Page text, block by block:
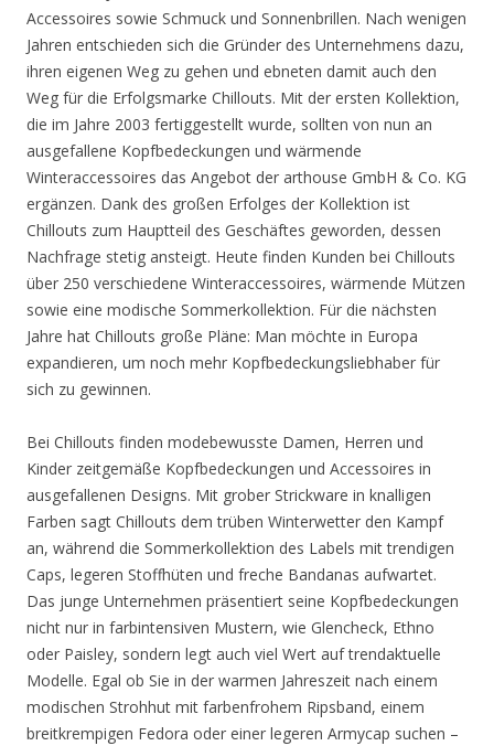
Accessoires sowie Schmuck und Sonnenbrillen. Nach wenigen
Jahren entschieden sich die Gründer des Unternehmens dazu,
ihren eigenen Weg zu gehen und ebneten damit auch den
Weg für die Erfolgsmarke Chillouts. Mit der ersten Kollektion,
die im Jahre 2003 fertiggestellt wurde, sollten von nun an
ausgefallene Kopfbedeckungen und wärmende
Winteraccessoires das Angebot der arthouse GmbH & Co. KG
ergänzen. Dank des großen Erfolges der Kollektion ist
Chillouts zum Hauptteil des Geschäftes geworden, dessen
Nachfrage stetig ansteigt. Heute finden Kunden bei Chillouts
über 250 verschiedene Winteraccessoires, wärmende Mützen
sowie eine modische Sommerkollektion. Für die nächsten
Jahre hat Chillouts große Pläne: Man möchte in Europa
expandieren, um noch mehr Kopfbedeckungsliebhaber für
sich zu gewinnen.
Bei Chillouts finden modebewusste Damen, Herren und
Kinder zeitgemäße Kopfbedeckungen und Accessoires in
ausgefallenen Designs. Mit grober Strickware in knalligen
Farben sagt Chillouts dem trüben Winterwetter den Kampf
an, während die Sommerkollektion des Labels mit trendigen
Caps, legeren Stoffhüten und freche Bandanas aufwartet.
Das junge Unternehmen präsentiert seine Kopfbedeckungen
nicht nur in farbintensiven Mustern, wie Glencheck, Ethno
oder Paisley, sondern legt auch viel Wert auf trendaktuelle
Modelle. Egal ob Sie in der warmen Jahreszeit nach einem
modischen Strohhut mit farbenfrohem Ripsband, einem
breitkrempigen Fedora oder einer legeren Armycap suchen –